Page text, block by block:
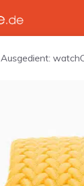
Ausgedient: